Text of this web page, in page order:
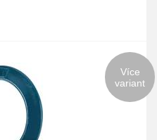
Více
variant